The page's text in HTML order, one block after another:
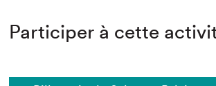
Participer à cette